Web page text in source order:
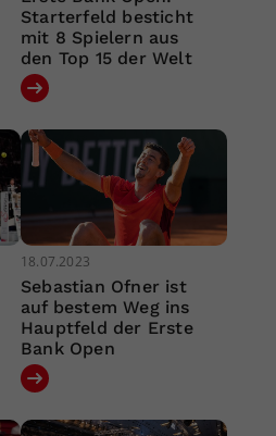
Starterfeld besticht
mit 8 Spielern aus
den Top 15 der Welt
18.07.2023
Sebastian Ofner ist
auf bestem Weg ins
Hauptfeld der Erste
Bank Open